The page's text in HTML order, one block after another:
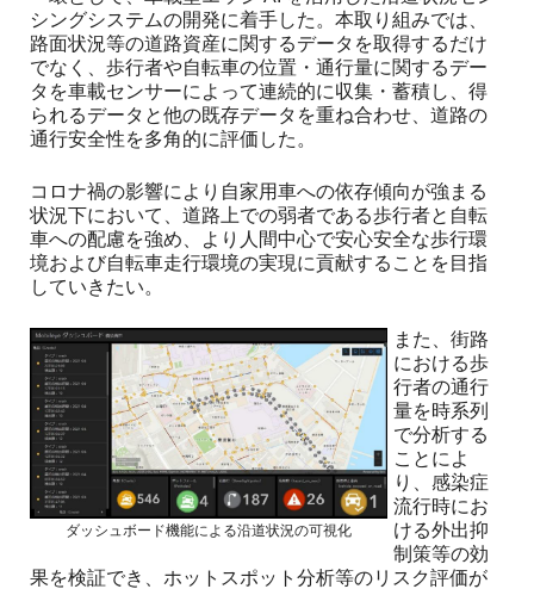
シングシステムの開発に着手した。本取り組みでは、
路面状況等の道路資産に関するデータを取得するだけ
でなく、歩行者や自転車の位置・通行量に関するデー
タを車載センサーによって連続的に収集・蓄積し、得
られるデータと他の既存データを重ね合わせ、道路の
通行安全性を多角的に評価した。
コロナ禍の影響により自家用車への依存傾向が強まる
状況下において、道路上での弱者である歩行者と自転
車への配慮を強め、より人間中心で安心安全な歩行環
境および自転車走行環境の実現に貢献することを目指
していきたい。
ダッシュボード機能による沿道状況の可視化
また、街路
における歩
行者の通行
量を時系列
で分析する
ことによ
り、感染症
流行時にお
ける外出抑
制策等の効
果を検証でき、ホットスポット分析等のリスク評価が